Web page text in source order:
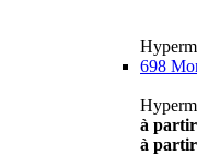
698
à partir
à